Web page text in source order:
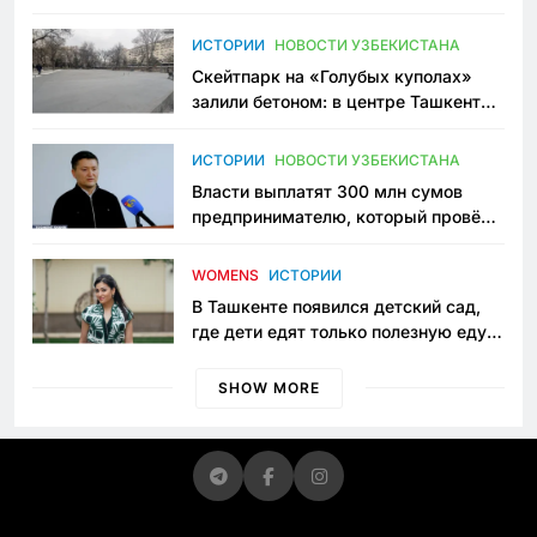
Узбекистане
ИСТОРИИ НОВОСТИ УЗБЕКИСТАНА
Скейтпарк на «Голубых куполах»
залили бетоном: в центре Ташкента
пространство
ИСТОРИИ НОВОСТИ УЗБЕКИСТАНА
Власти выплатят 300 млн сумов
предпринимателю, который провёл
приговору
WOMENS ИСТОРИИ
В Ташкенте появился детский сад,
где дети едят только полезную еду.
просить «кашу без сахара»
SHOW MORE